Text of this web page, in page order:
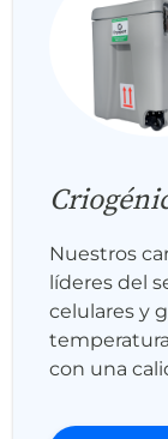
Nuestros
líderes del
celulares y
con una